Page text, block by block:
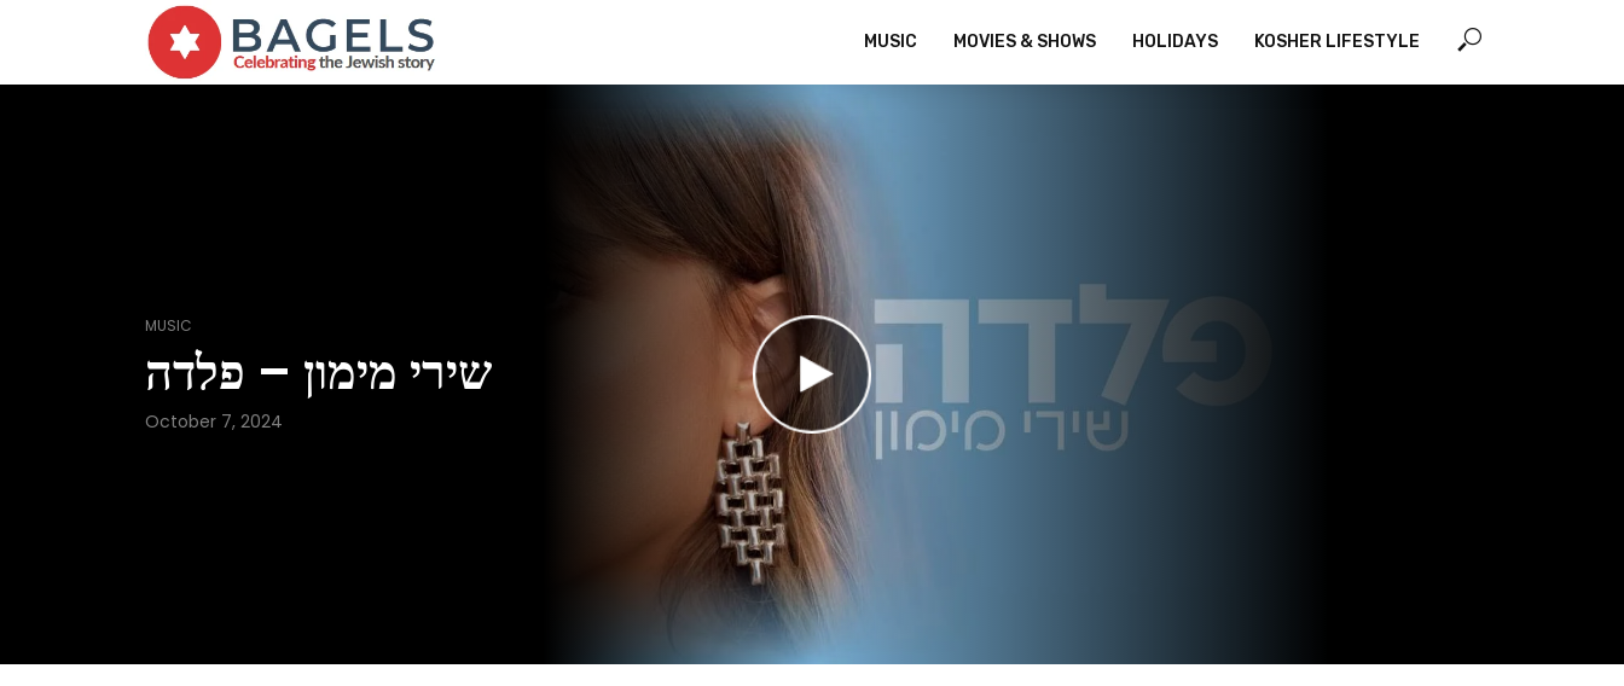
MUSIC MOVIES & SHOWS HOLIDAYS KOSHER LIFESTYLE
MUSIC
שירי מימון – פלדה
October 7, 2024